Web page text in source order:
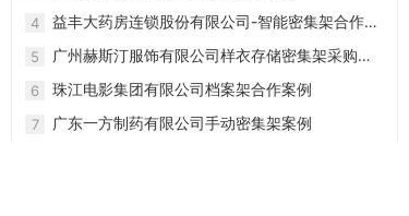
4
益丰大药房连锁股份有限公司-智能密集架合作案
例
5
广州赫斯汀服饰有限公司样衣存储密集架采购项
目
6 珠江电影集团有限公司档案架合作案例
7 广东一方制药有限公司手动密集架案例